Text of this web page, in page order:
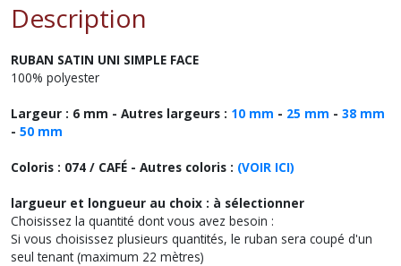
Description
RUBAN SATIN UNI SIMPLE FACE
100% polyester
Largeur : 6 mm - Autres largeurs : 10 mm - 25 mm - 38 mm
- 50 mm
Coloris : 074 / CAFÉ - Autres coloris : (VOIR ICI)
largueur et longueur au choix : à sélectionner
Choisissez la quantité dont vous avez besoin :
Si vous choisissez plusieurs quantités, le ruban sera coupé d'un
seul tenant (maximum 22 mètres)